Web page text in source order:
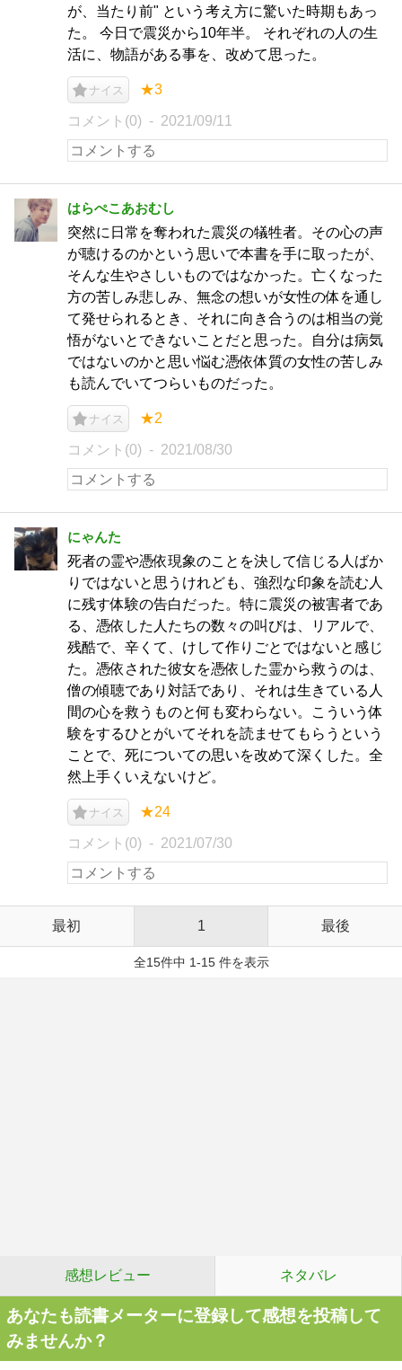
が、当たり前" という考え方に驚いた時期もあっ
た。 今日で震災から10年半。 それぞれの人の生
活に、物語がある事を、改めて思った。
ナイス ★3
コメント(0) 2021/09/11
はらぺこあおむし
突然に日常を奪われた震災の犠牲者。その心の声
が聴けるのかという思いで本書を手に取ったが、
そんな生やさしいものではなかった。亡くなった
方の苦しみ悲しみ、無念の想いが女性の体を通し
て発せられるとき、それに向き合うのは相当の覚
悟がないとできないことだと思った。自分は病気
ではないのかと思い悩む憑依体質の女性の苦しみ
も読んでいてつらいものだった。
ナイス ★2
コメント(0) 2021/08/30
にゃんた
死者の霊や憑依現象のことを決して信じる人ばか
りではないと思うけれども、強烈な印象を読む人
に残す体験の告白だった。特に震災の被害者であ
る、憑依した人たちの数々の叫びは、リアルで、
残酷で、辛くて、けして作りごとではないと感じ
た。憑依された彼女を憑依した霊から救うのは、
僧の傾聴であり対話であり、それは生きている人
間の心を救うものと何も変わらない。こういう体
験をするひとがいてそれを読ませてもらうという
ことで、死についての思いを改めて深くした。全
然上手くいえないけど。
ナイス ★24
コメント(0) 2021/07/30
最初 1 最後
全15件中 1-15 件を表示
感想レビュー ネタバレ
あなたも読書メーターに登録して感想を投稿して
みませんか？